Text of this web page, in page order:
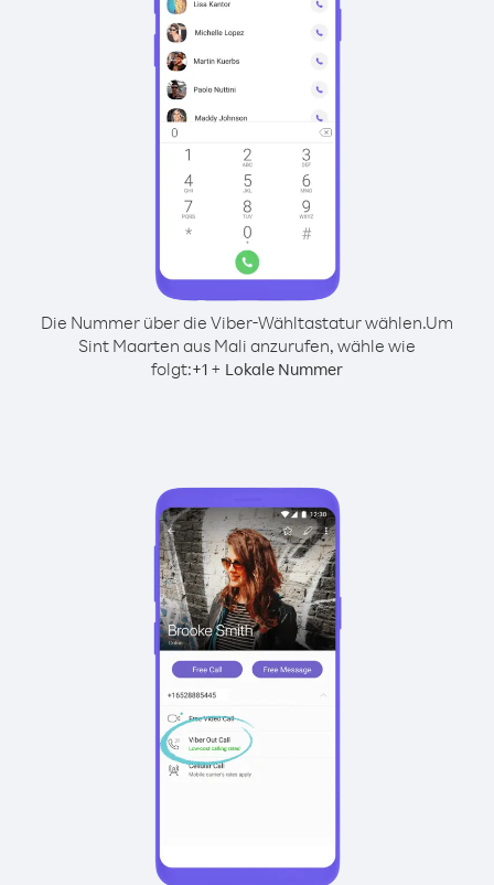
Die Nummer über die Viber-Wähltastatur wählen.Um
Sint Maarten aus Mali anzurufen, wähle wie
folgt:+1 + Lokale Nummer